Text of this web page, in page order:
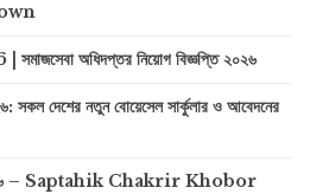
অধিদপ্তর নিয়োগ বিজ্ঞপ্তি ২০২৬
সকল দেশের নতুন বোয়েসেল সার্কুলার ও আবেদনের
২০২৬ – Saptahik Chakrir Khobor